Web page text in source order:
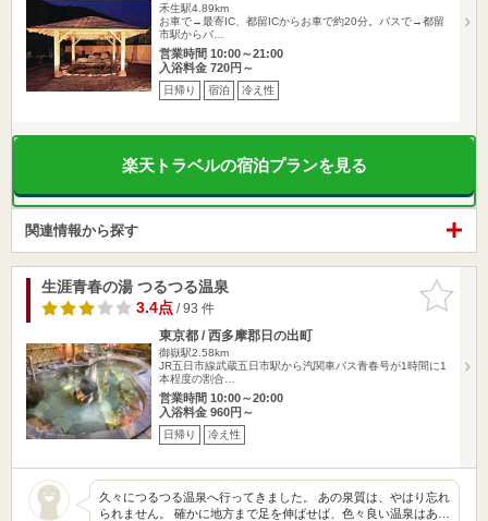
禾生駅4.89km
お車で→最寄IC、都留ICからお車で約20分。バスで→都留
市駅からバ…
営業時間 10:00～21:00
入浴料金 720円～
日帰り 宿泊 冷え性
楽天トラベルの宿泊プランを見る
関連情報から探す
お気に入
りに追加
生涯青春の湯 つるつる温泉
3.4点/ 93 件
東京都 / 西多摩郡日の出町
御嶽駅2.58km
JR五日市線武蔵五日市駅から汽関車バス青春号が1時間に1
本程度の割合…
営業時間 10:00～20:00
入浴料金 960円～
日帰り 冷え性
久々につるつる温泉へ行ってきました。 あの泉質は、やはり忘れ
られません。 確かに地方まで足を伸ばせば、色々良い温泉はあ…